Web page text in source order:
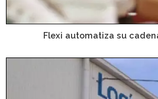
Flexi automatiza su